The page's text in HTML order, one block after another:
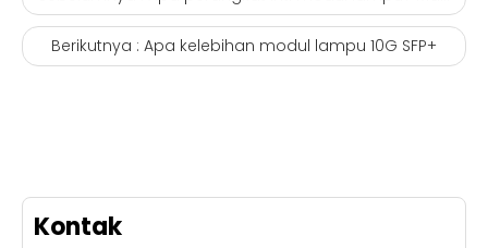
Berikutnya : Apa kelebihan modul lampu 10G SFP+
Kontak